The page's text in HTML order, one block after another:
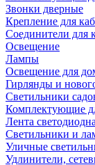
Звонки дверные
Крепление для
Соединители для
Освещение
Лампы
Освещение для
Гирлянды и
Светильники
Комплектующие
Лента
Светильники и
Уличные
Удлинители,